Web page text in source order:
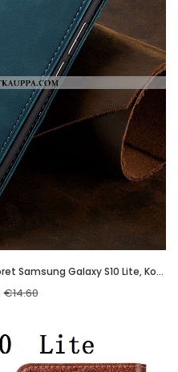
Kuori Samsung Galaxy S10 Lite, Kuoret Samsung Galaxy S10 Lite, Kotelo Samsung Galaxy S10 Lite Nahka
€14.60